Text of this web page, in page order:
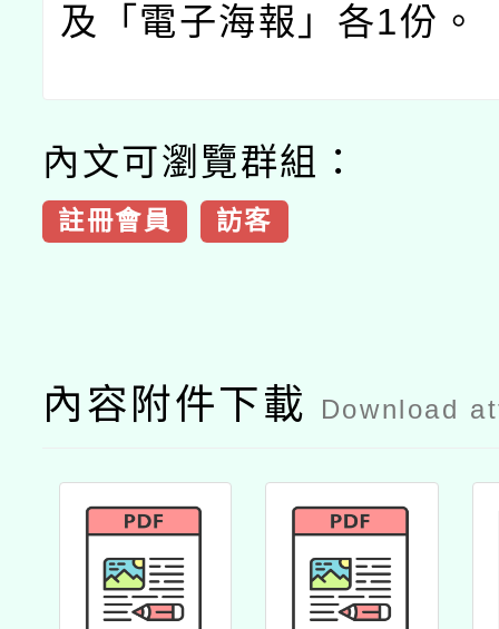
及「電子海報」各1份。
內文可瀏覽群組：
註冊會員 訪客
內容附件下載 Download